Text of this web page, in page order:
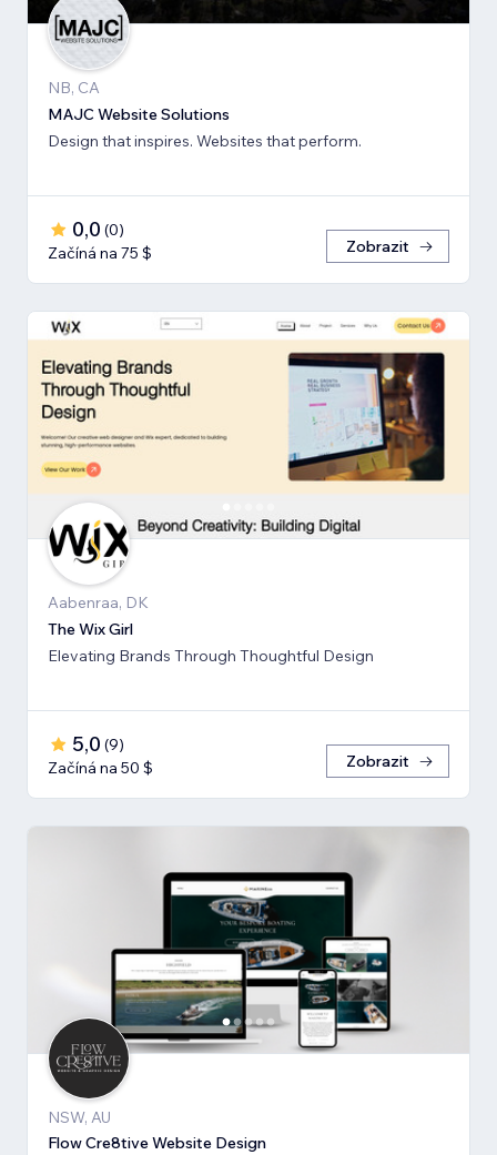
NB, CA
MAJC Website Solutions
Design that inspires. Websites that perform.
0,0 (0)
Začíná na 75 $
Zobrazit
Aabenraa, DK
The Wix Girl
Elevating Brands Through Thoughtful Design
5,0 (9)
Začíná na 50 $
Zobrazit
NSW, AU
Flow Cre8tive Website Design